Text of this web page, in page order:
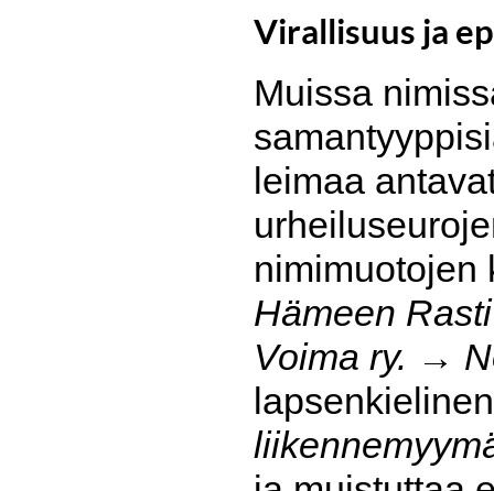
Virallisuus ja
Muissa
leimaa
nimimuotojen
Hämeen Rasti
Voima ry. →